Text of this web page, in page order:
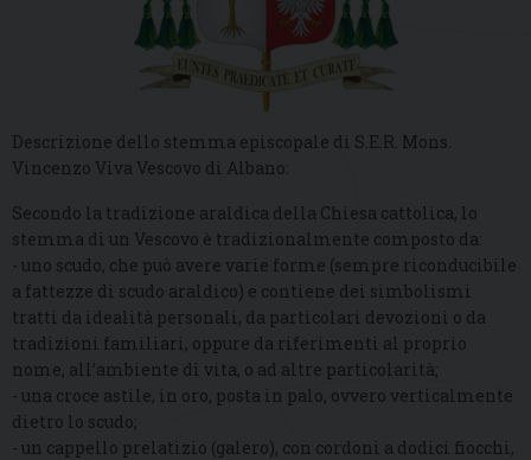
Descrizione dello stemma episcopale di S.E.R. Mons.
Vincenzo Viva Vescovo di Albano:
Secondo la tradizione araldica della Chiesa cattolica, lo
stemma di un Vescovo è tradizionalmente composto da:
- uno scudo, che può avere varie forme (sempre riconducibile
a fattezze di scudo araldico) e contiene dei simbolismi
tratti da idealità personali, da particolari devozioni o da
tradizioni familiari, oppure da riferimenti al proprio
nome, all’ambiente di vita, o ad altre particolarità;
- una croce astile, in oro, posta in palo, ovvero verticalmente
dietro lo scudo;
- un cappello prelatizio (galero), con cordoni a dodici fiocchi,